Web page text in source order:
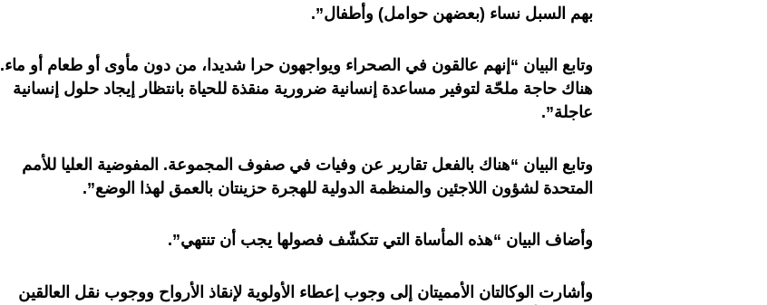
بهم السبل نساء (بعضهن حوامل) وأطفال”.
وتابع البيان “إنهم عالقون في الصحراء ويواجهون حرا شديدا، من دون مأوى أو طعام أو ماء.
هناك حاجة ملحّة لتوفير مساعدة إنسانية ضرورية منقذة للحياة بانتظار إيجاد حلول إنسانية
عاجلة”.
وتابع البيان “هناك بالفعل تقارير عن وفيات في صفوف المجموعة. المفوضية العليا للأمم
المتحدة لشؤون اللاجئين والمنظمة الدولية للهجرة حزينتان بالعمق لهذا الوضع”.
وأضاف البيان “هذه المأساة التي تتكشّف فصولها يجب أن تنتهي”.
وأشارت الوكالتان الأمميتان إلى وجوب إعطاء الأولوية لإنقاذ الأرواح ووجوب نقل العالقين